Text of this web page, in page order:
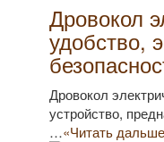
Дровокол
удобство,
Дровокол
устройство,
…«Читать